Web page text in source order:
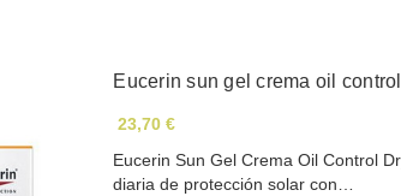
Eucerin sun gel crema oil
23,70 €
Eucerin Sun Gel Crema Oil Control
diaria de protección solar con…